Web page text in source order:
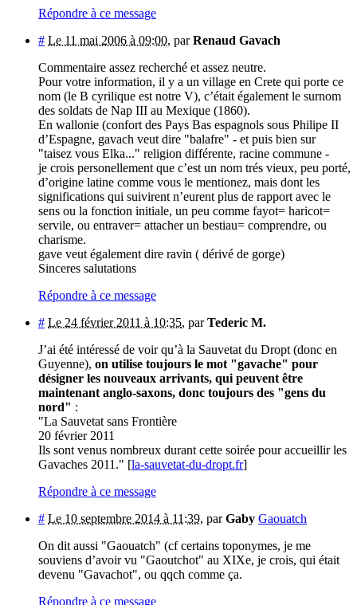
Répondre à ce message
# Le 11 mai 2006 à 09:00, parRenaud Gavach
Commentaire assez recherché et assez neutre.
Pour votre information, il y a un village en Crete qui porte ce
nom (le B cyrilique est notre V), c’était également le surnom
des soldats de Nap III au Mexique (1860).
En wallonie (confort des Pays Bas espagnols sous Philipe II
d’Espagne, gavach veut dire "balafre" - et puis bien sur
"taisez vous Elka..." religion différente, racine commune -
je crois personellement que c’est un nom trés vieux, peu porté,
d’origine latine comme vous le mentionez, mais dont les
significations qui suivirent n’eurent plus de rapport avec le
sens ou la fonction initiale, un peu comme fayot= haricot=
servile, ou entraver= attacher un bestiau= comprendre, ou
charisme.
gave veut également dire ravin ( dérivé de gorge)
Sinceres salutations
Répondre à ce message
# Le 24 février 2011 à 10:35, parTederic M.
J’ai été intéressé de voir qu’à la Sauvetat du Dropt (donc en
Guyenne), on utilise toujours le mot "gavache" pour
désigner les nouveaux arrivants, qui peuvent être
maintenant anglo-saxons, donc toujours des "gens du
nord" :
"La Sauvetat sans Frontière
20 février 2011
Ils sont venus nombreux durant cette soirée pour accueillir les
Gavaches 2011." [la-sauvetat-du-dropt.fr]
Répondre à ce message
# Le 10 septembre 2014 à 11:39, parGaby Gaouatch
On dit aussi "Gaouatch" (cf certains toponymes, je me
souviens d’avoir vu "Gaoutchot" au XIXe, je crois, qui était
devenu "Gavachot", ou qqch comme ça.
Répondre à ce message